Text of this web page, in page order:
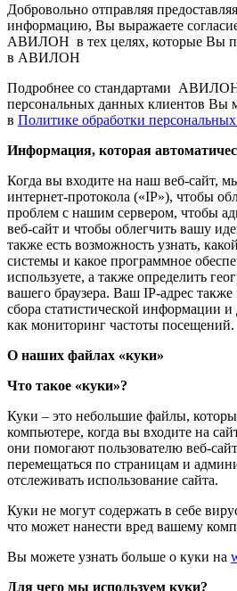
Добровольно отправляя
информацию, Вы выражаете
АВИЛОН в тех целях, которые Вы
в АВИЛОН
Подробнее со стандартами АВИЛОН
персональных данных клиентов Вы
в Политике обработки
Информация, которая
Когда вы входите на наш веб-сайт,
интернет-протокола («IP»), чтобы
проблем с нашим сервером, чтобы
веб-сайт и чтобы облегчить вашу
также есть возможность узнать,
системы и какое программное
используете, а также определить
вашего браузера. Ваш IP-адрес также
сбора статистической информации
как мониторинг частоты посещений.
О наших файлах «куки»
Что такое «куки»?
Куки – это небольшие файлы,
компьютере, когда вы входите на
они помогают пользователю веб-
перемещаться по страницам и
отслеживать использование сайта.
Куки не могут содержать в себе
что может нанести вред вашему
Вы можете узнать больше о куки на
Для чего мы используем куки?